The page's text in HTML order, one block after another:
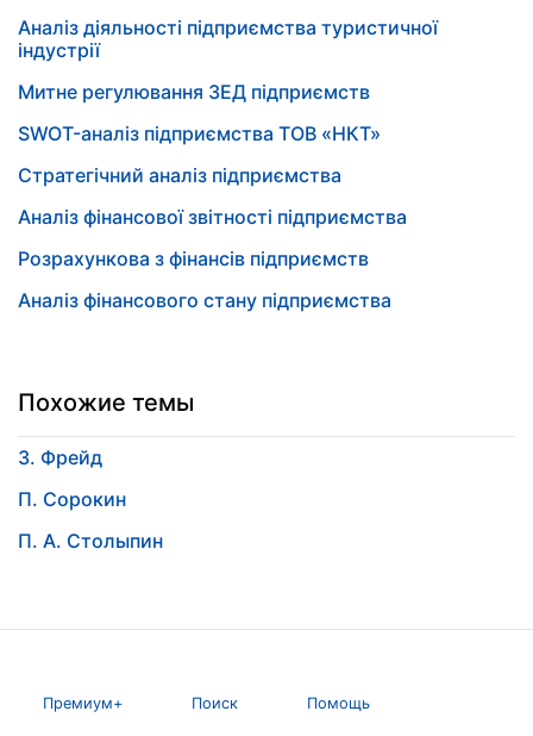
Аналіз діяльності підприємства туристичної
індустрії
Митне регулювання ЗЕД підприємств
SWOT-аналіз підприємства ТОВ «НКТ»
Стратегічний аналіз підприємства
Аналіз фінансової звітності підприємства
Розрахункова з фінансів підприємств
Аналіз фінансового стану підприємства
Похожие темы
З. Фрейд
П. Сорокин
П. А. Столыпин
Премиум+ Поиск Помощь